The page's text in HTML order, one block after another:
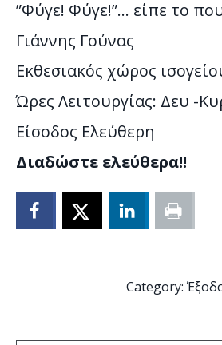
”Φύγε! Φύγε!”… είπε το
Γιάννης Γούνας
Εκθεσιακός χώρος
Ώρες Λειτουργίας: Δευ -
Είσοδος Ελεύθερη
Διαδώστε ελεύθερα!!
Category: